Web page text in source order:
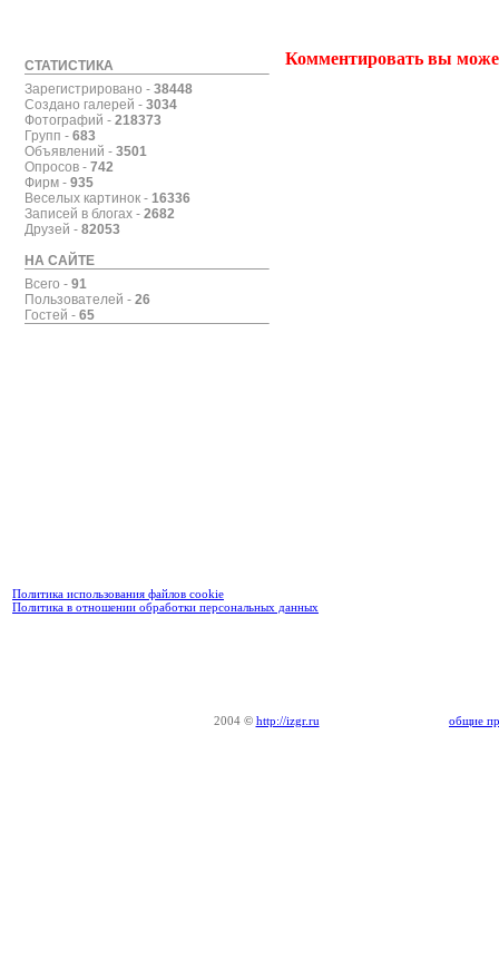
СТАТИСТИКА
Зарегистрировано - 38448
Создано галерей - 3034
Фотографий - 218373
Групп - 683
Объявлений - 3501
Опросов - 742
Фирм - 935
Веселых картинок - 16336
Записей в блогах - 2682
Друзей - 82053
НА САЙТЕ
Всего - 91
Пользователей - 26
Гостей - 65
Комментировать вы
Политика использования файлов cookie
Политика в отношении обработки персональных данных
2004 © http://izgr.ru общие